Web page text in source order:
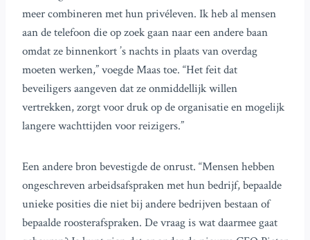
meer combineren met hun privéleven. Ik heb al mensen
aan de telefoon die op zoek gaan naar een andere baan
omdat ze binnenkort ’s nachts in plaats van overdag
moeten werken,” voegde Maas toe. “Het feit dat
beveiligers aangeven dat ze onmiddellijk willen
vertrekken, zorgt voor druk op de organisatie en mogelijk
langere wachttijden voor reizigers.”
Een andere bron bevestigde de onrust. “Mensen hebben
ongeschreven arbeidsafspraken met hun bedrijf, bepaalde
unieke posities die niet bij andere bedrijven bestaan of
bepaalde roosterafspraken. De vraag is wat daarmee gaat